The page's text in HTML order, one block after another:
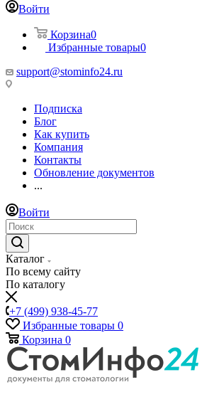
Войти
Корзина0
Избранные товары0
support@stominfo24.ru
Подписка
Блог
Как купить
Компания
Контакты
Обновление документов
...
Войти
Каталог
По всему сайту
По каталогу
+7 (499) 938-45-77
Избранные товары 0
Корзина 0